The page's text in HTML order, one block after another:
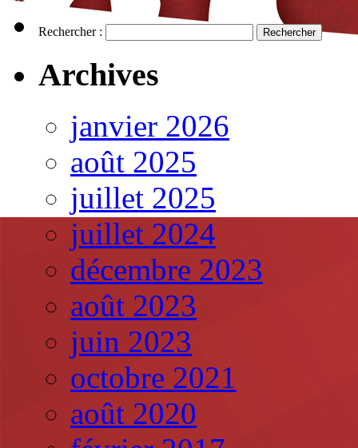
Rechercher :
Archives
janvier 2026
août 2025
juillet 2025
juillet 2024
décembre 2023
août 2023
juin 2023
octobre 2021
août 2020